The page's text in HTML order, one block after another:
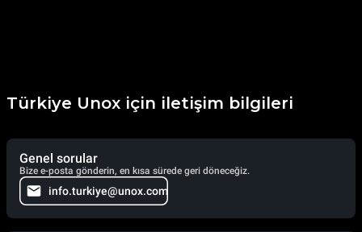
Türkiye Unox için iletişim bilgileri
Genel sorular
Bize e-posta gönderin, en kısa sürede geri döneceğiz.
info.turkiye@unox.com